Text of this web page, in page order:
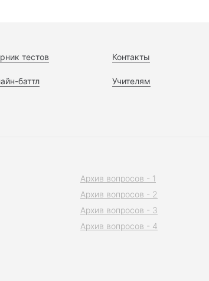
тестов
баттл
Контакты
Учителям
Архив вопросов - 1
Архив вопросов - 2
Архив вопросов - 3
Архив вопросов - 4